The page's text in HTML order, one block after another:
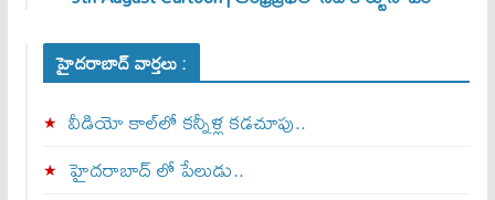
హైదరాబాద్ వార్తలు :
వీడియో కాల్‌లో కన్నీళ్ల కడచూపు..
హైదరాబాద్ లో పేలుడు..